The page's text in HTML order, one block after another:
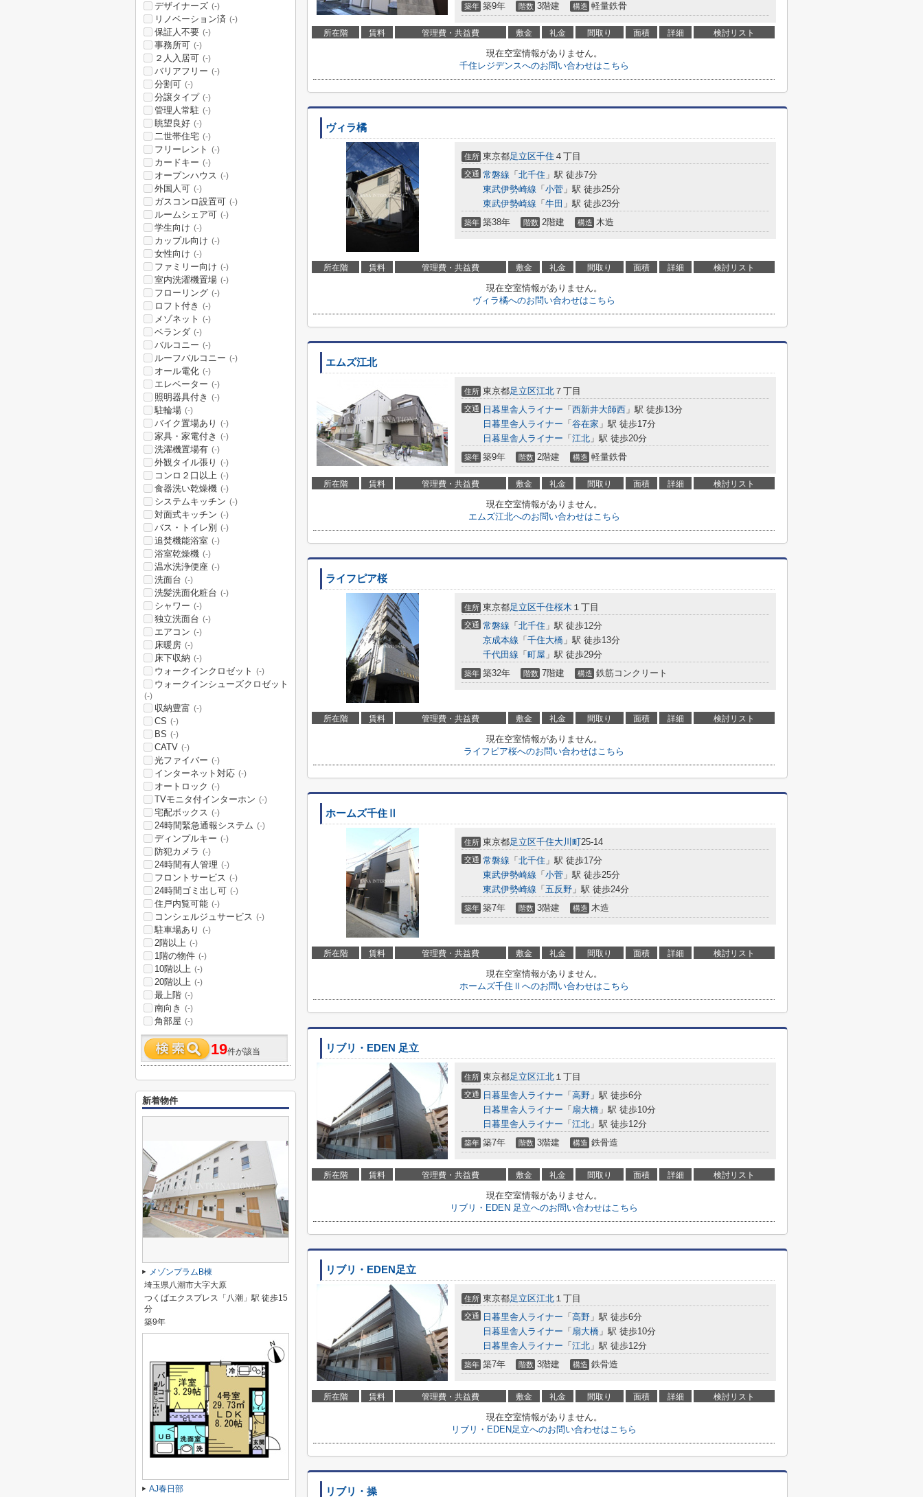
築年 築9年 階数 3階建 構造 軽量鉄骨
所在階 賃料 管理費・共益費 敷金 礼金 間取り 面積 詳細 検討リスト
現在空室情報がありません。
千住レジデンスへのお問い合わせはこちら
ヴィラ橘
住所 東京都足立区千住 ４丁目
交通 常磐線 「 北千住 」駅 徒歩7分
東武伊勢崎線 「 小菅 」駅 徒歩25分
東武伊勢崎線 「 牛田 」駅 徒歩23分
築年 築38年 階数 2階建 構造 木造
所在階 賃料 管理費・共益費 敷金 礼金 間取り 面積 詳細 検討リスト
現在空室情報がありません。
ヴィラ橘へのお問い合わせはこちら
エムズ江北
住所 東京都足立区江北 ７丁目
交通 日暮里舎人ライナー 「 西新井大師西 」駅 徒歩13分
日暮里舎人ライナー 「 谷在家 」駅 徒歩17分
日暮里舎人ライナー 「 江北 」駅 徒歩20分
築年 築9年 階数 2階建 構造 軽量鉄骨
所在階 賃料 管理費・共益費 敷金 礼金 間取り 面積 詳細 検討リスト
現在空室情報がありません。
エムズ江北へのお問い合わせはこちら
ライフピア桜
住所 東京都足立区千住桜木 １丁目
交通 常磐線 「 北千住 」駅 徒歩12分
京成本線 「 千住大橋 」駅 徒歩13分
千代田線 「 町屋 」駅 徒歩29分
築年 築32年 階数 7階建 構造 鉄筋コンクリート
所在階 賃料 管理費・共益費 敷金 礼金 間取り 面積 詳細 検討リスト
現在空室情報がありません。
ライフピア桜へのお問い合わせはこちら
ホームズ千住Ⅱ
住所 東京都足立区千住大川町25-14
交通 常磐線 「 北千住 」駅 徒歩17分
東武伊勢崎線 「 小菅 」駅 徒歩25分
東武伊勢崎線 「 五反野 」駅 徒歩24分
築年 築7年 階数 3階建 構造 木造
所在階 賃料 管理費・共益費 敷金 礼金 間取り 面積 詳細 検討リスト
現在空室情報がありません。
ホームズ千住Ⅱへのお問い合わせはこちら
リブリ・EDEN 足立
住所 東京都足立区江北 １丁目
交通 日暮里舎人ライナー 「 高野 」駅 徒歩6分
日暮里舎人ライナー 「 扇大橋 」駅 徒歩10分
日暮里舎人ライナー 「 江北 」駅 徒歩12分
築年 築7年 階数 3階建 構造 鉄骨造
所在階 賃料 管理費・共益費 敷金 礼金 間取り 面積 詳細 検討リスト
現在空室情報がありません。
リブリ・EDEN 足立へのお問い合わせはこちら
リブリ・EDEN足立
住所 東京都足立区江北 １丁目
交通 日暮里舎人ライナー 「 高野 」駅 徒歩6分
日暮里舎人ライナー 「 扇大橋 」駅 徒歩10分
日暮里舎人ライナー 「 江北 」駅 徒歩12分
築年 築7年 階数 3階建 構造 鉄骨造
所在階 賃料 管理費・共益費 敷金 礼金 間取り 面積 詳細 検討リスト
現在空室情報がありません。
リブリ・EDEN足立へのお問い合わせはこちら
リブリ・操
デザイナーズ (-)
リノベーション済 (-)
保証人不要 (-)
事務所可 (-)
２人入居可 (-)
バリアフリー (-)
分割可 (-)
分譲タイプ (-)
管理人常駐 (-)
眺望良好 (-)
二世帯住宅 (-)
フリーレント (-)
カードキー (-)
オープンハウス (-)
外国人可 (-)
ガスコンロ設置可 (-)
ルームシェア可 (-)
学生向け (-)
カップル向け (-)
女性向け (-)
ファミリー向け (-)
室内洗濯機置場 (-)
フローリング (-)
ロフト付き (-)
メゾネット (-)
ベランダ (-)
バルコニー (-)
ルーフバルコニー (-)
オール電化 (-)
エレベーター (-)
照明器具付き (-)
駐輪場 (-)
バイク置場あり (-)
家具・家電付き (-)
洗濯機置場有 (-)
外観タイル張り (-)
コンロ２口以上 (-)
食器洗い乾燥機 (-)
システムキッチン (-)
対面式キッチン (-)
バス・トイレ別 (-)
追焚機能浴室 (-)
浴室乾燥機 (-)
温水洗浄便座 (-)
洗面台 (-)
洗髪洗面化粧台 (-)
シャワー (-)
独立洗面台 (-)
エアコン (-)
床暖房 (-)
床下収納 (-)
ウォークインクロゼット (-)
ウォークインシューズクロゼット
(-)
収納豊富 (-)
CS (-)
BS (-)
CATV (-)
光ファイバー (-)
インターネット対応 (-)
オートロック (-)
TVモニタ付インターホン (-)
宅配ボックス (-)
24時間緊急通報システム (-)
ディンプルキー (-)
防犯カメラ (-)
24時間有人管理 (-)
フロントサービス (-)
24時間ゴミ出し可 (-)
住戸内覧可能 (-)
コンシェルジュサービス (-)
駐車場あり (-)
2階以上 (-)
1階の物件 (-)
10階以上 (-)
20階以上 (-)
最上階 (-)
南向き (-)
角部屋 (-)
19件が該当
新着物件
メゾンプラムB棟
埼玉県八潮市大字大原
つくばエクスプレス「八潮」駅 徒歩15
分
築9年
AJ春日部